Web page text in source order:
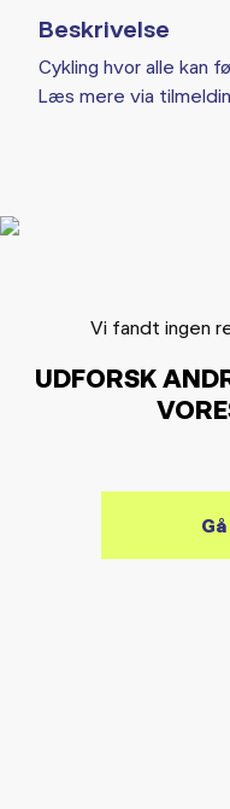
Beskrivelse
Cykling hvor alle kan
Læs mere via
Vi fandt ingen
UDFORSK